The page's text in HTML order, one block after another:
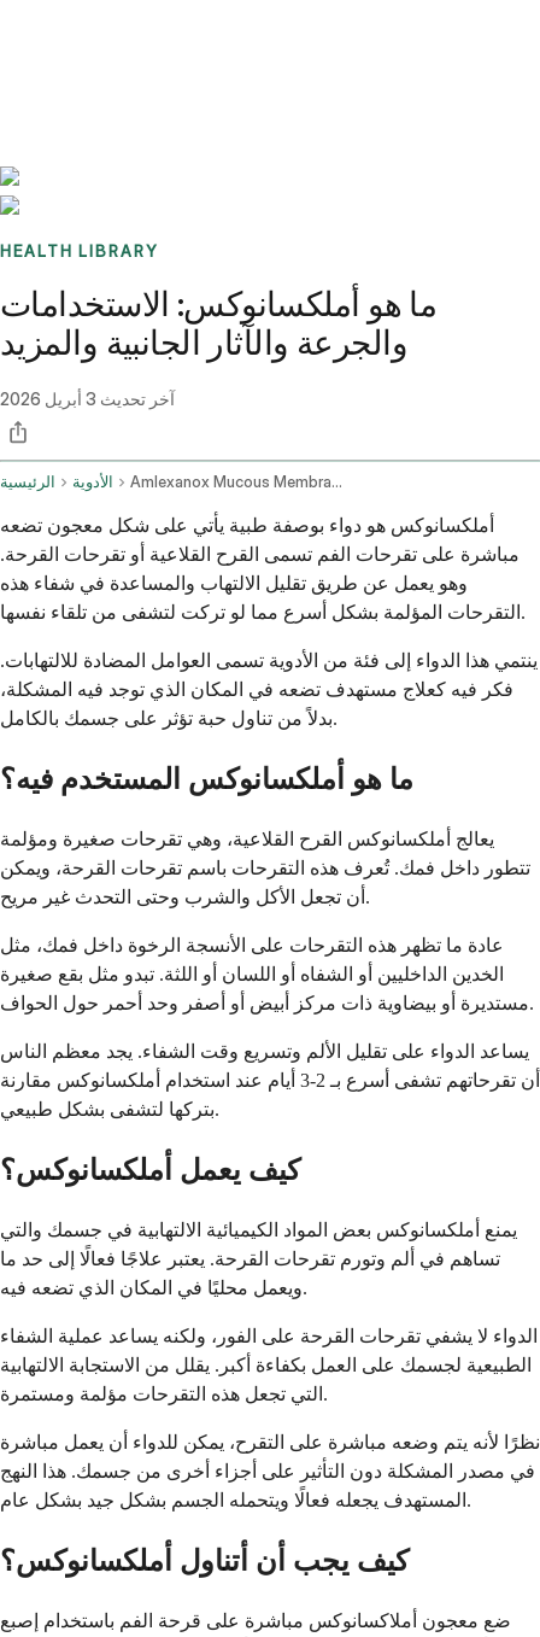
HEALTH LIBRARY
ما هو أملكسانوكس: الاستخدامات
والجرعة والآثار الجانبية والمزيد
آخر تحديث 3 أبريل 2026
الرئيسية الأدوية Amlexanox Mucous Membrane Oral Route
أملكسانوكس هو دواء بوصفة طبية يأتي على شكل معجون تضعه
مباشرة على تقرحات الفم تسمى القرح القلاعية أو تقرحات القرحة.
وهو يعمل عن طريق تقليل الالتهاب والمساعدة في شفاء هذه
التقرحات المؤلمة بشكل أسرع مما لو تركت لتشفى من تلقاء نفسها.
ينتمي هذا الدواء إلى فئة من الأدوية تسمى العوامل المضادة للالتهابات.
فكر فيه كعلاج مستهدف تضعه في المكان الذي توجد فيه المشكلة،
بدلاً من تناول حبة تؤثر على جسمك بالكامل.
ما هو أملكسانوكس المستخدم فيه؟
يعالج أملكسانوكس القرح القلاعية، وهي تقرحات صغيرة ومؤلمة
تتطور داخل فمك. تُعرف هذه التقرحات باسم تقرحات القرحة، ويمكن
أن تجعل الأكل والشرب وحتى التحدث غير مريح.
عادة ما تظهر هذه التقرحات على الأنسجة الرخوة داخل فمك، مثل
الخدين الداخليين أو الشفاه أو اللسان أو اللثة. تبدو مثل بقع صغيرة
مستديرة أو بيضاوية ذات مركز أبيض أو أصفر وحد أحمر حول الحواف.
يساعد الدواء على تقليل الألم وتسريع وقت الشفاء. يجد معظم الناس
أن تقرحاتهم تشفى أسرع بـ 2-3 أيام عند استخدام أملكسانوكس مقارنة
بتركها لتشفى بشكل طبيعي.
كيف يعمل أملكسانوكس؟
يمنع أملكسانوكس بعض المواد الكيميائية الالتهابية في جسمك والتي
تساهم في ألم وتورم تقرحات القرحة. يعتبر علاجًا فعالًا إلى حد ما
ويعمل محليًا في المكان الذي تضعه فيه.
الدواء لا يشفي تقرحات القرحة على الفور، ولكنه يساعد عملية الشفاء
الطبيعية لجسمك على العمل بكفاءة أكبر. يقلل من الاستجابة الالتهابية
التي تجعل هذه التقرحات مؤلمة ومستمرة.
نظرًا لأنه يتم وضعه مباشرة على التقرح، يمكن للدواء أن يعمل مباشرة
في مصدر المشكلة دون التأثير على أجزاء أخرى من جسمك. هذا النهج
المستهدف يجعله فعالًا ويتحمله الجسم بشكل جيد بشكل عام.
كيف يجب أن أتناول أملكسانوكس؟
ضع معجون أملاكسانوكس مباشرة على قرحة الفم باستخدام إصبع